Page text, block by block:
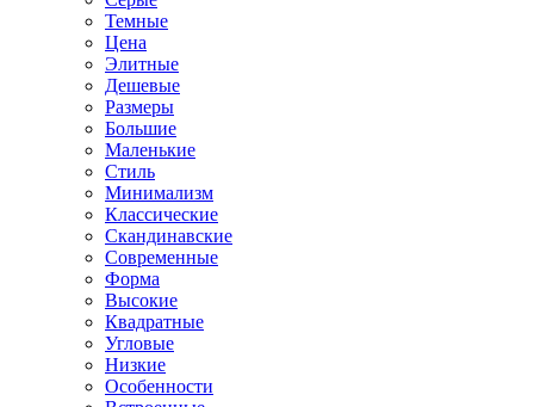
Темные
Цена
Элитные
Дешевые
Размеры
Большие
Маленькие
Стиль
Минимализм
Классические
Скандинавские
Современные
Форма
Высокие
Квадратные
Угловые
Низкие
Особенности